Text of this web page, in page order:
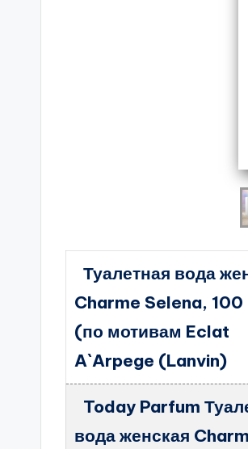
Туалетная вода
Charme Selena,
(по мотивам Eclat
A`Arpege (Lanvin)
Today Parfum
вода женская